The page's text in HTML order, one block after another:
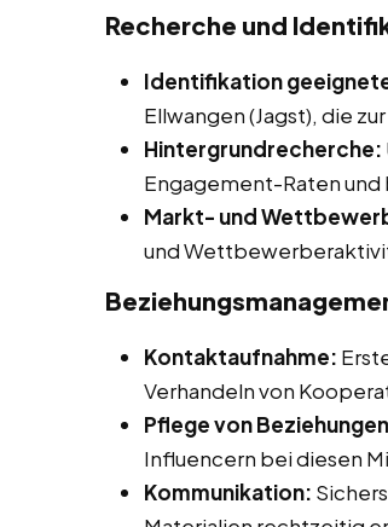
Recherche und
Identifikation
Ellwangen (Jagst), die
Hintergrundrecherche:
Engagement-Raten
Markt- und
und
Kontaktaufnahme:
Verhandeln von
Pflege von
Influencern bei diesen
Kommunikation: